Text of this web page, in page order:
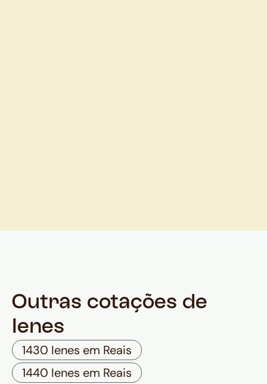
Outras cotações de
Ienes
1430 Ienes em Reais
1440 Ienes em Reais